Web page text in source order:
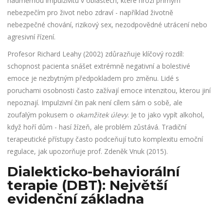
nebezpečím pro život nebo zdraví - například životně
nebezpečné chování, rizikový sex, nezodpovědné utrácení nebo
agresivní řízení.
Profesor Richard Leahy (2002) zdůrazňuje klíčový rozdíl:
schopnost pacienta snášet extrémně negativní a bolestivé
emoce je nezbytným předpokladem pro změnu. Lidé s
poruchami osobnosti často zažívají emoce intenzitou, kterou jiní
nepoznají. Impulzivní čin pak není cílem sám o sobě, ale
zoufalým pokusem o okamžitek úlevy. Je to jako vypít alkohol,
když hoří dům - hasí žízeň, ale problém zůstává. Tradiční
terapeutické přístupy často podceňují tuto komplexitu emoční
regulace, jak upozorňuje prof. Zdeněk Vnuk (2015).
Dialekticko-behaviorální
terapie (DBT): Největší
evidenční základna